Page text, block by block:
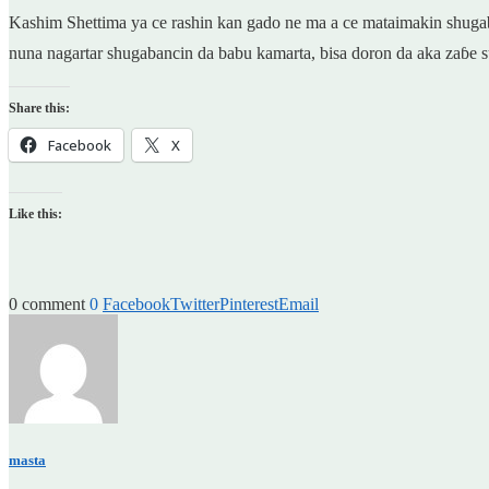
Kashim Shettima ya ce rashin kan gado ne ma a ce mataimakin
nuna nagartar shugabancin da babu kamarta, bisa doron da aka
Share this:
Facebook X
Like this:
0 comment 0 FacebookTwitterPinterestEmail
masta